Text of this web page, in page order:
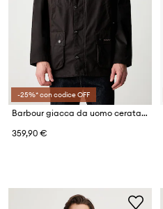
-25%* con codice OFF
Barbour giacca da uomo cerata Ashby Wax Jacket
359,90 €